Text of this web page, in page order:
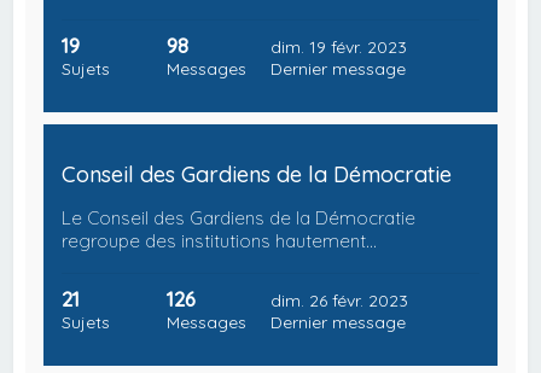
19
Sujets
98
Messages
dim. 19 févr. 2023
Dernier message
Conseil des Gardiens de la Démocratie
Le Conseil des Gardiens de la Démocratie
regroupe des institutions hautement…
21
Sujets
126
Messages
dim. 26 févr. 2023
Dernier message